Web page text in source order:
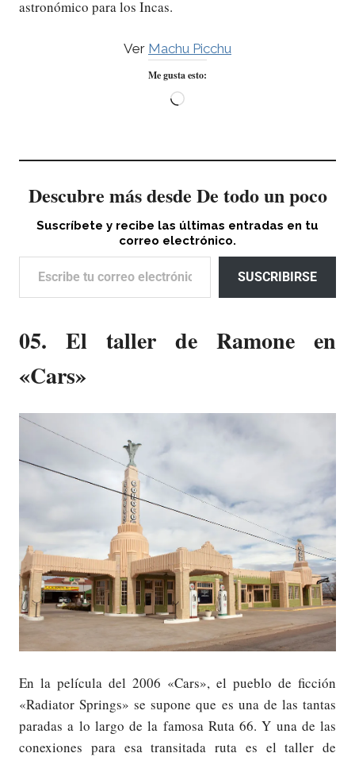
astronómico para los Incas.
Ver Machu Picchu
Me gusta esto:
Cargando...
Descubre más desde De todo un poco
Suscríbete y recibe las últimas entradas en tu
correo electrónico.
Escribe tu correo electrónico…
SUSCRIBIRSE
05. El taller de Ramone en
«Cars»
En la película del 2006 «Cars», el pueblo de ficción
«Radiator Springs» se supone que es una de las tantas
paradas a lo largo de la famosa Ruta 66. Y una de las
conexiones para esa transitada ruta es el taller de